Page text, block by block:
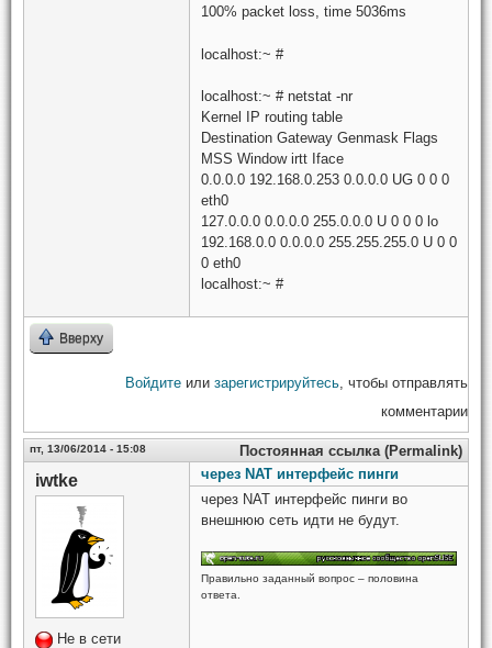
100% packet loss, time 5036ms
localhost:~ #
localhost:~ # netstat -nr
Kernel IP routing table
Destination Gateway Genmask Flags
MSS Window irtt Iface
0.0.0.0 192.168.0.253 0.0.0.0 UG 0 0 0
eth0
127.0.0.0 0.0.0.0 255.0.0.0 U 0 0 0 lo
192.168.0.0 0.0.0.0 255.255.255.0 U 0 0
0 eth0
localhost:~ #
Вверху
Войдите или зарегистрируйтесь , чтобы отправлять
комментарии
пт, 13/06/2014 - 15:08 Постоянная ссылка (Permalink)
iwtke
Не в сети
через NAT интерфейс пинги
через NAT интерфейс пинги во
внешнюю сеть идти не будут.
Правильно заданный вопрос – половина
ответа.